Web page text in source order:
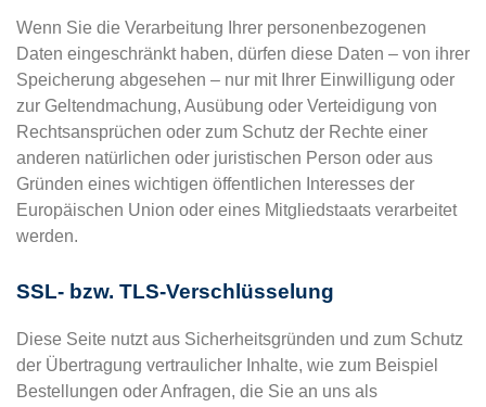
Wenn Sie die Verarbeitung Ihrer personenbezogenen
Daten eingeschränkt haben, dürfen diese Daten – von ihrer
Speicherung abgesehen – nur mit Ihrer Einwilligung oder
zur Geltendmachung, Ausübung oder Verteidigung von
Rechtsansprüchen oder zum Schutz der Rechte einer
anderen natürlichen oder juristischen Person oder aus
Gründen eines wichtigen öffentlichen Interesses der
Europäischen Union oder eines Mitgliedstaats verarbeitet
werden.
SSL- bzw. TLS-Verschlüsselung
Diese Seite nutzt aus Sicherheitsgründen und zum Schutz
der Übertragung vertraulicher Inhalte, wie zum Beispiel
Bestellungen oder Anfragen, die Sie an uns als